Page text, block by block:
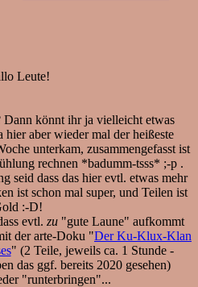
Leute!
Dann könnt ihr ja vielleicht etwas
aber wieder mal der heißeste
unterkam, zusammengefasst ist
rechnen *badumm-tsss* ;-p .
seid dass das hier evtl. etwas mehr
ist schon mal super, und Teilen ist
:-D!
evtl. zu "gute Laune" aufkommt
der arte-Doku "Der Ku-Klux-Klan
" (2 Teile, jeweils ca. 1 Stunde -
das ggf. bereits 2020 gesehen)
"runterbringen"...